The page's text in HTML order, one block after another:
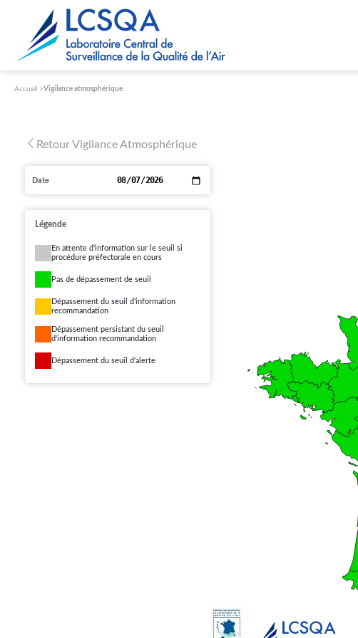
Accueil Vigilance atmosphérique
Retour Vigilance Atmosphérique
Date
Légende
En attente d'information sur le seuil si
procédure préfectorale en cours
Pas de dépassement de seuil
Dépassement du seuil d'information
recommandation
Dépassement persistant du seuil
d'information recommandation
Dépassement du seuil d'alerte
Paramétrer les cookies